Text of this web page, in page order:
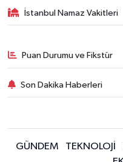
İstanbul Namaz Vakitleri
Puan Durumu ve Fikstür
Son Dakika Haberleri
GÜNDEM TEKNOLOJİ